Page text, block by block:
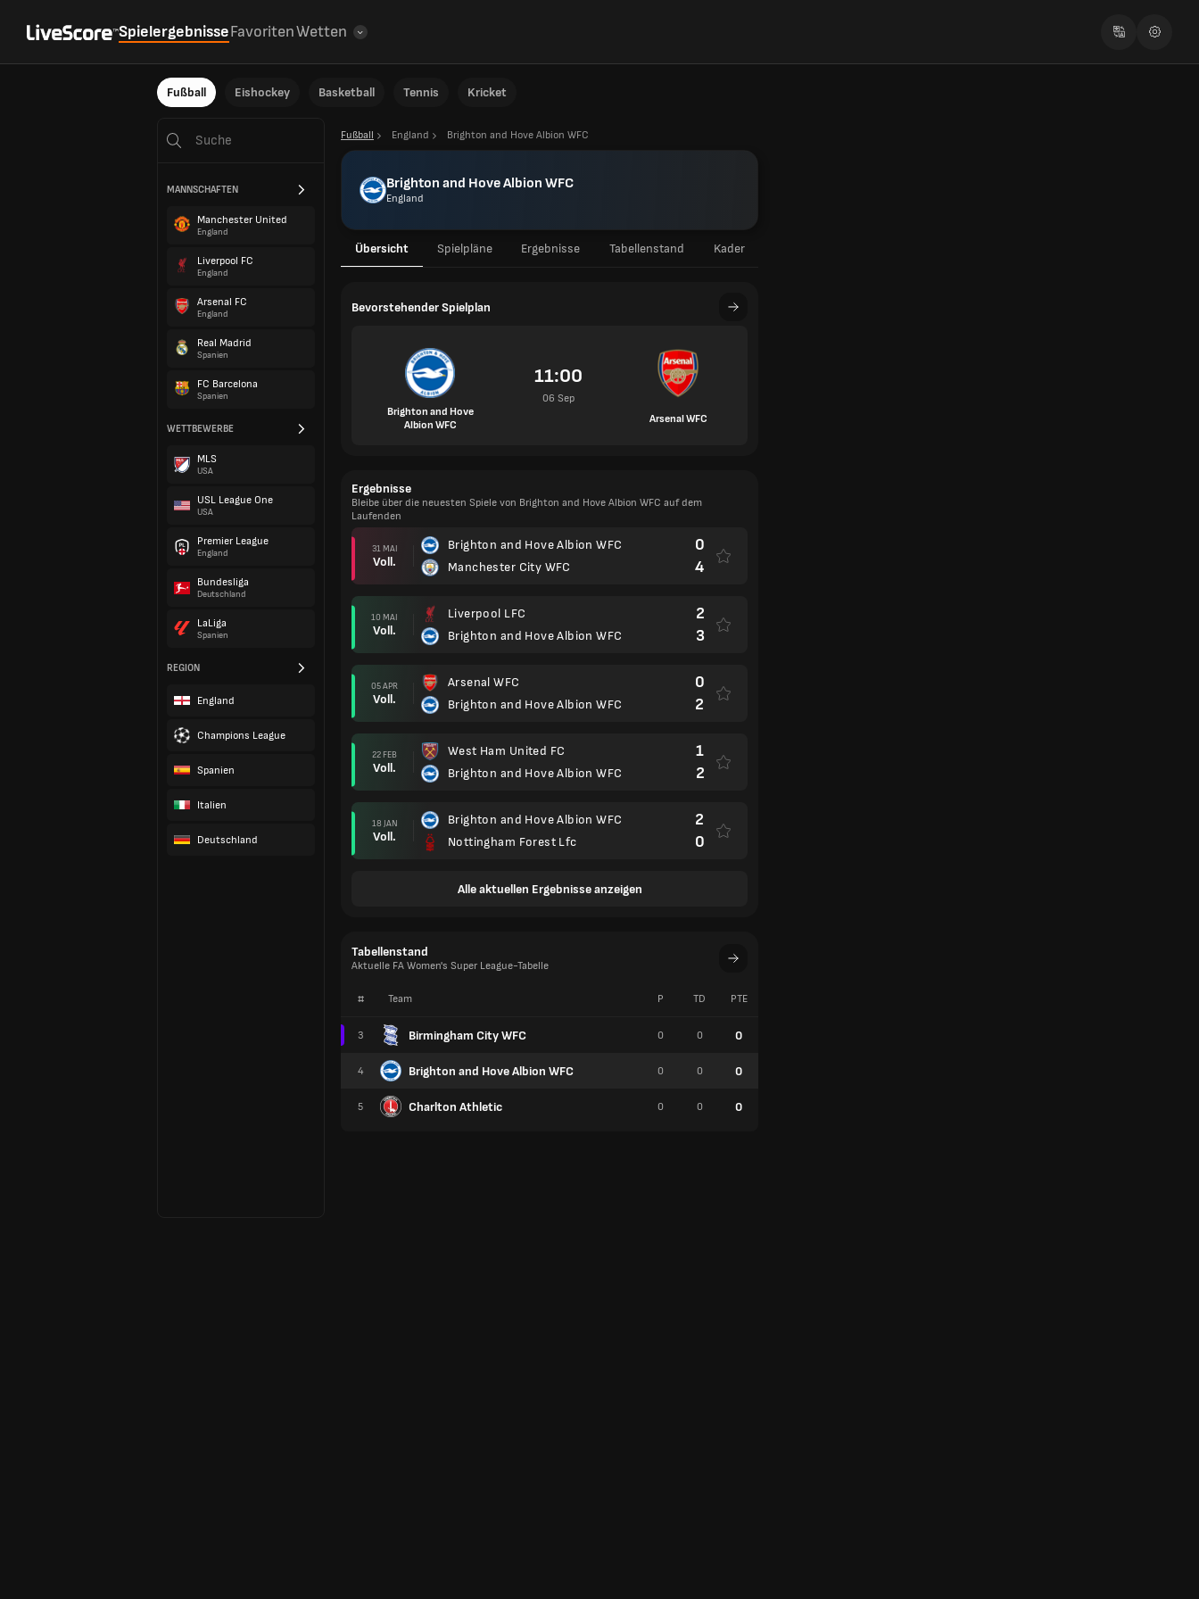
SpielergebnisseFavoritenWetten
Fußball Eishockey Basketball Tennis Kricket
MANNSCHAFTEN
Manchester United
England
Liverpool FC
England
Arsenal FC
England
Real Madrid
Spanien
FC Barcelona
Spanien
WETTBEWERBE
MLS
USA
USL League One
USA
Premier League
England
Bundesliga
Deutschland
LaLiga
Spanien
REGION
England
Champions League
Spanien
Italien
Deutschland
Fußball England Brighton and Hove Albion WFC
Brighton and Hove Albion WFC
England
Übersicht Spielpläne Ergebnisse Tabellenstand Kader
Bevorstehender Spielplan
Brighton and Hove
Albion WFC
11:00
06 Sep
Arsenal WFC
Ergebnisse
Bleibe über die neuesten Spiele von Brighton and Hove Albion WFC auf dem
Laufenden
31 MAI
Voll.
Brighton and Hove Albion WFC
Manchester City WFC
0
4
10 MAI
Voll.
Liverpool LFC
Brighton and Hove Albion WFC
2
3
05 APR
Voll.
Arsenal WFC
Brighton and Hove Albion WFC
0
2
22 FEB
Voll.
West Ham United FC
Brighton and Hove Albion WFC
1
2
18 JAN
Voll.
Brighton and Hove Albion WFC
Nottingham Forest Lfc
2
0
Alle aktuellen Ergebnisse anzeigen
Tabellenstand
Aktuelle FA Women's Super League-Tabelle
# Team
3 Birmingham City WFC
4 Brighton and Hove Albion WFC
5 Charlton Athletic
P TD PTE
0 0 0
0 0 0
0 0 0